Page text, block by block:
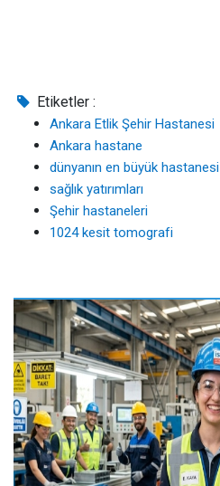
Etiketler :
Ankara Etlik Şehir Hastanesi
Ankara hastane
dünyanın en büyük hastanesi
sağlık yatırımları
Şehir hastaneleri
1024 kesit tomografi